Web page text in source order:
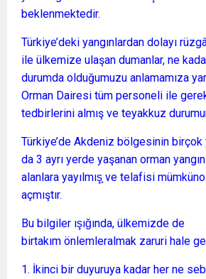
beklenmektedir.
Türkiye’deki yangınlardan dolayı
ile ülkemize ulaşan dumanlar, ne
durumda olduğumuzu anlamamıza
Orman Dairesi tüm personeli ile
tedbirlerini almış ve teyakkuz
Türkiye’de Akdeniz bölgesinin birçok
da 3 ayrı yerde yaşanan orman
alanlara yayılmış̧ ve telafisi
açmıştır.
Bu bilgiler ışığında, ülkemizde de
birtakım önlemleralmak zaruri hale
1. İkinci bir duyuruya kadar her ne